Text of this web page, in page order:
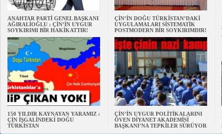
ANAHTAR PARTİ GENEL BAŞKANI
AĞIRALİOĞLU : ÇİN’İN UYGUR
SOYKIRIMI BİR HAKİKATTIR!
ÇİN’İN DOĞU TÜRKİSTAN’DAKİ
UYGULAMALARI SİSTEMATİK
POSTMODERN BİR SOYKIRIMDIR!
150 YILDIR KAYNAYAN YARAMIZ :
ÇİN İŞGALİNDEKİ DOĞU
TÜRKİSTAN
ÇİN’İN UYGUR POLİTİKALARINI
ÖVEN DİYANET AKADEMİSİ
BAŞKANI’NA TEPKİLER SÜRÜYOR